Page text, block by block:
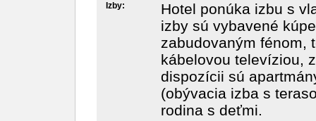
Izby:
Hotel ponúka izbu s
izby sú vybavené
zabudovaným fénom,
kábelovou televíziou,
dispozícii sú
(obývacia izba s
rodina s deťmi.